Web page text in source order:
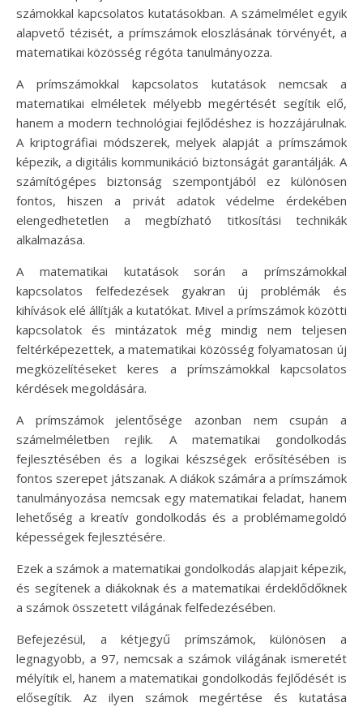
számokkal kapcsolatos kutatásokban. A számelmélet egyik
alapvető tézisét, a prímszámok eloszlásának törvényét, a
matematikai közösség régóta tanulmányozza.
A prímszámokkal kapcsolatos kutatások nemcsak a
matematikai elméletek mélyebb megértését segítik elő,
hanem a modern technológiai fejlődéshez is hozzájárulnak.
A kriptográfiai módszerek, melyek alapját a prímszámok
képezik, a digitális kommunikáció biztonságát garantálják. A
számítógépes biztonság szempontjából ez különösen
fontos, hiszen a privát adatok védelme érdekében
elengedhetetlen a megbízható titkosítási technikák
alkalmazása.
A matematikai kutatások során a prímszámokkal
kapcsolatos felfedezések gyakran új problémák és
kihívások elé állítják a kutatókat. Mivel a prímszámok közötti
kapcsolatok és mintázatok még mindig nem teljesen
feltérképezettek, a matematikai közösség folyamatosan új
megközelítéseket keres a prímszámokkal kapcsolatos
kérdések megoldására.
A prímszámok jelentősége azonban nem csupán a
számelméletben rejlik. A matematikai gondolkodás
fejlesztésében és a logikai készségek erősítésében is
fontos szerepet játszanak. A diákok számára a prímszámok
tanulmányozása nemcsak egy matematikai feladat, hanem
lehetőség a kreatív gondolkodás és a problémamegoldó
képességek fejlesztésére.
Ezek a számok a matematikai gondolkodás alapjait képezik,
és segítenek a diákoknak és a matematikai érdeklődőknek
a számok összetett világának felfedezésében.
Befejezésül, a kétjegyű prímszámok, különösen a
legnagyobb, a 97, nemcsak a számok világának ismeretét
mélyítik el, hanem a matematikai gondolkodás fejlődését is
elősegítik. Az ilyen számok megértése és kutatása